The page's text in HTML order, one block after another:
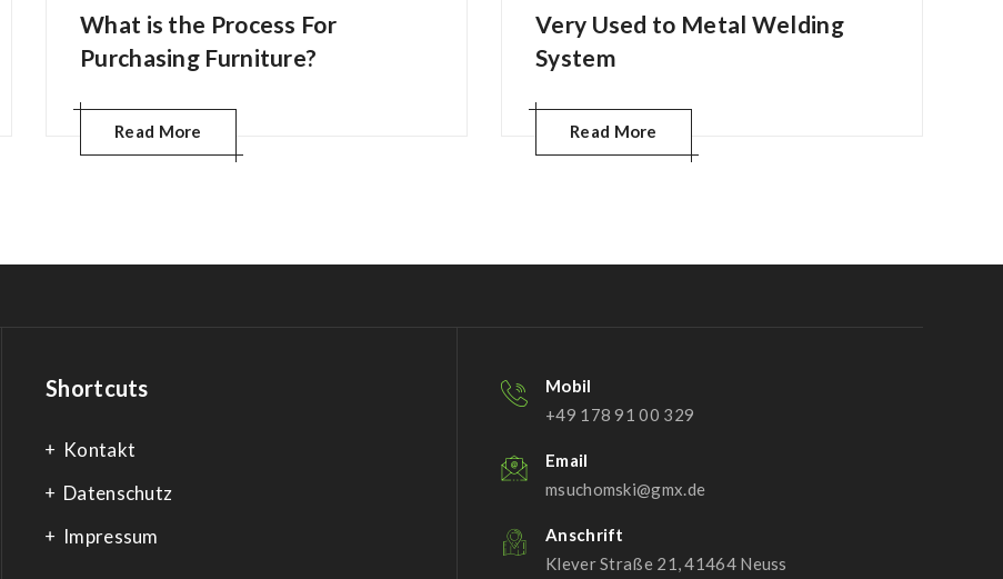
What is the Process For
Purchasing Furniture?
Read More
Very Used to Metal Welding
System
Read More
Shortcuts
Kontakt
Datenschutz
Impressum
Mobil
+49 178 91 00 329
Email
msuchomski@gmx.de
Anschrift
Klever Straße 21, 41464 Neuss